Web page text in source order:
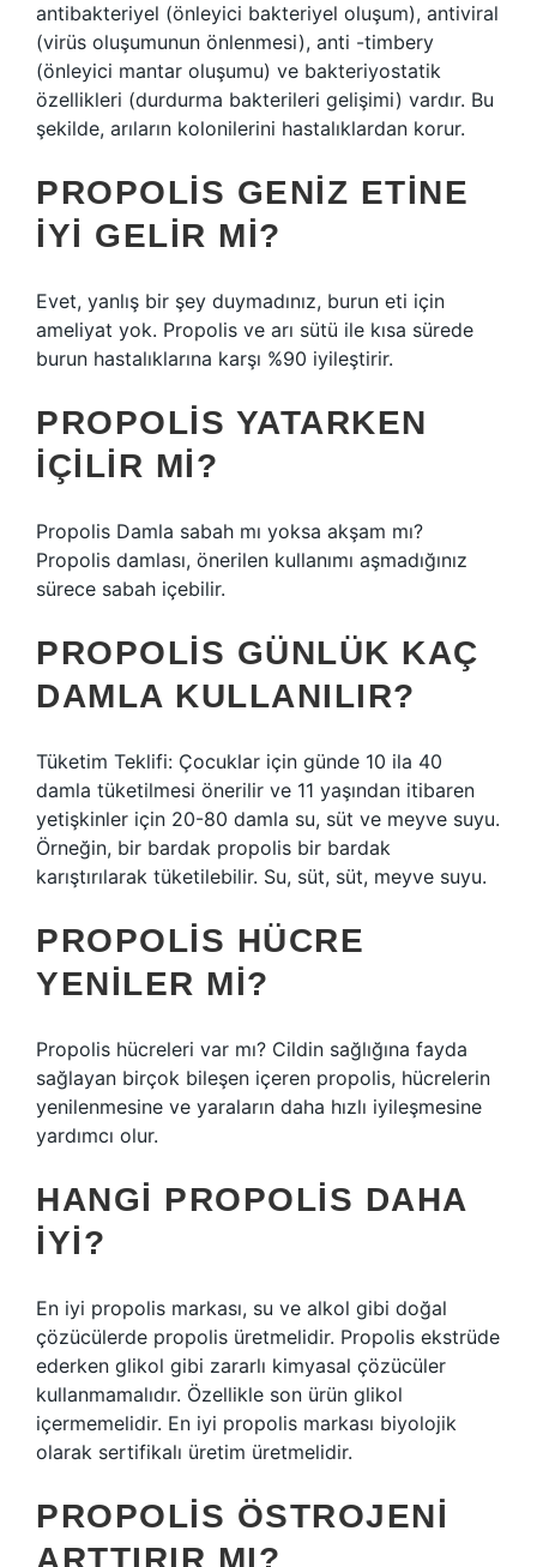
antibakteriyel (önleyici bakteriyel oluşum), antiviral
(virüs oluşumunun önlenmesi), anti -timbery
(önleyici mantar oluşumu) ve bakteriyostatik
özellikleri (durdurma bakterileri gelişimi) vardır. Bu
şekilde, arıların kolonilerini hastalıklardan korur.
PROPOLIS GENIZ ETINE
IYI GELIR MI?
Evet, yanlış bir şey duymadınız, burun eti için
ameliyat yok. Propolis ve arı sütü ile kısa sürede
burun hastalıklarına karşı %90 iyileştirir.
PROPOLIS YATARKEN
IÇILIR MI?
Propolis Damla sabah mı yoksa akşam mı?
Propolis damlası, önerilen kullanımı aşmadığınız
sürece sabah içebilir.
PROPOLIS GÜNLÜK KAÇ
DAMLA KULLANILIR?
Tüketim Teklifi: Çocuklar için günde 10 ila 40
damla tüketilmesi önerilir ve 11 yaşından itibaren
yetişkinler için 20-80 damla su, süt ve meyve suyu.
Örneğin, bir bardak propolis bir bardak
karıştırılarak tüketilebilir. Su, süt, süt, meyve suyu.
PROPOLIS HÜCRE
YENILER MI?
Propolis hücreleri var mı? Cildin sağlığına fayda
sağlayan birçok bileşen içeren propolis, hücrelerin
yenilenmesine ve yaraların daha hızlı iyileşmesine
yardımcı olur.
HANGI PROPOLIS DAHA
IYI?
En iyi propolis markası, su ve alkol gibi doğal
çözücülerde propolis üretmelidir. Propolis ekstrüde
ederken glikol gibi zararlı kimyasal çözücüler
kullanmamalıdır. Özellikle son ürün glikol
içermemelidir. En iyi propolis markası biyolojik
olarak sertifikalı üretim üretmelidir.
PROPOLIS ÖSTROJENI
ARTTIRIR MI?